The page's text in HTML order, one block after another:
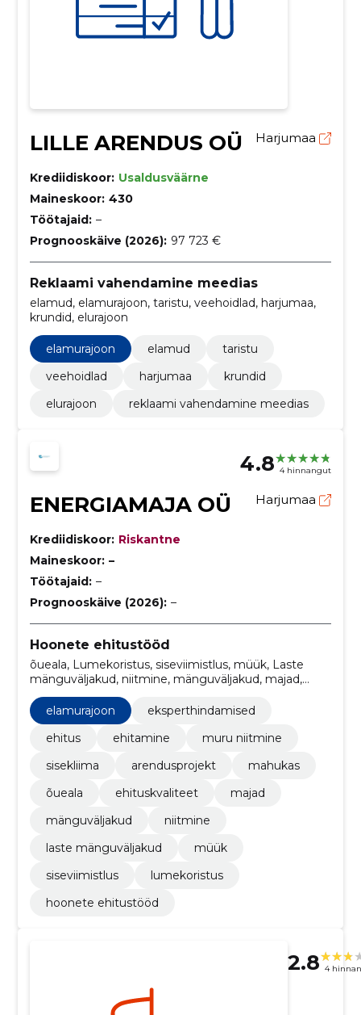
LILLE ARENDUS OÜ Harjumaa
Krediidiskoor: Usaldusväärne
Maineskoor: 430
Töötajaid: –
Prognooskäive (2026): 97 723 €
Reklaami vahendamine meedias
elamud, elamurajoon, taristu, veehoidlad, harjumaa,
krundid, elurajoon
elamurajoon elamud
taristu
veehoidlad
harjumaa
krundid
elurajoon
reklaami vahendamine meedias
4.8 4 hinnangut
ENERGIAMAJA OÜ Harjumaa
Krediidiskoor: Riskantne
Maineskoor: –
Töötajaid: –
Prognooskäive (2026): –
Hoonete ehitustööd
õueala, Lumekoristus, siseviimistlus, müük, Laste
mänguväljakud, niitmine, mänguväljakud, majad,
ehituskvaliteet, eksperthindamised
elamurajoon
eksperthindamised
ehitus
ehitamine
muru niitmine
sisekliima
arendusprojekt
mahukas
õueala
ehituskvaliteet
majad
mänguväljakud
niitmine
laste mänguväljakud
müük
siseviimistlus
lumekoristus
hoonete ehitustööd
2.8 4